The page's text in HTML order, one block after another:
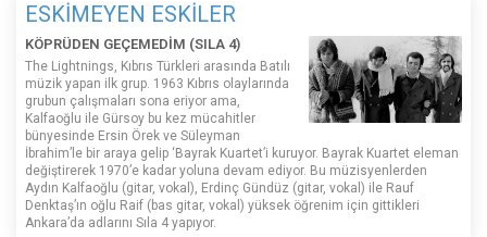
ESKİMEYEN ESKİLER
KÖPRÜDEN GEÇEMEDİM (SILA 4)
The Lightnings, Kıbrıs Türkleri arasında Batılı
müzik yapan ilk grup. 1963 Kıbrıs olaylarında
grubun çalışmaları sona eriyor ama,
Kalfaoğlu ile Gürsoy bu kez mücahitler
bünyesinde Ersin Örek ve Süleyman
İbrahim’le bir araya gelip ‘Bayrak Kuartet’i kuruyor. Bayrak Kuartet eleman
değiştirerek 1970’e kadar yoluna devam ediyor. Bu müzisyenlerden
Aydın Kalfaoğlu (gitar, vokal), Erdinç Gündüz (gitar, vokal) ile Rauf
Denktaş’ın oğlu Raif (bas gitar, vokal) yüksek öğrenim için gittikleri
Ankara’da adlarını Sıla 4 yapıyor.